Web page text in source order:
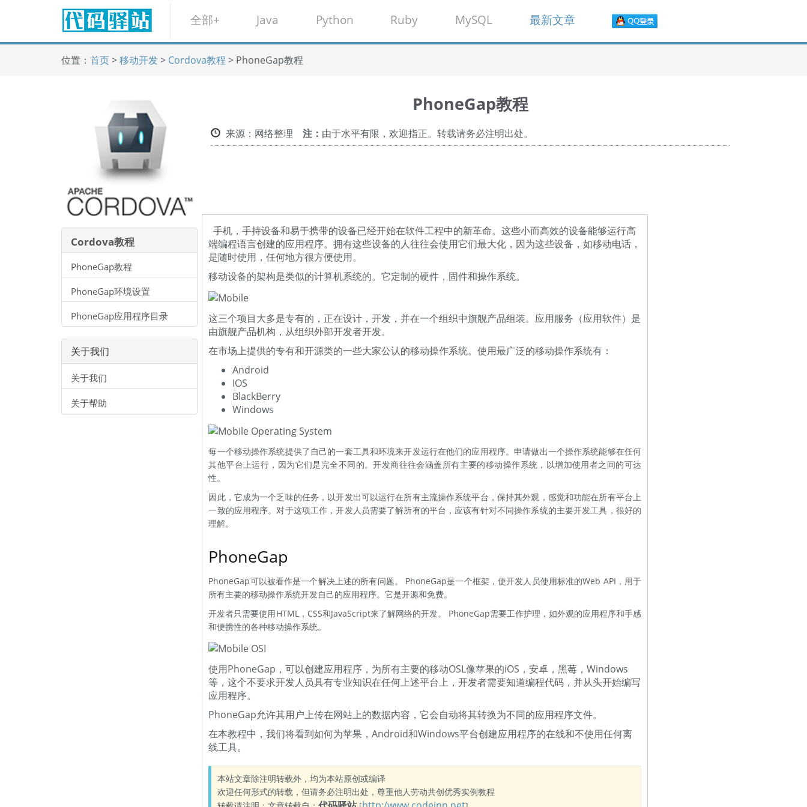
全部+ Java Python Ruby MySQL 最新文章
位置： 首页>移动开发> Cordova教程 > PhoneGap教程
Cordova教程
PhoneGap教程
PhoneGap环境设置
PhoneGap应用程序目录
关于我们
关于我们
关于帮助
PhoneGap教程
来源：网络整理注： 由于水平有限，欢迎指正。转载请务必注明出处。
手机，手持设备和易于携带的设备已经开始在软件工程中的新革命。这些小而高效的设备能够运行高
端编程语言创建的应用程序。拥有这些设备的人往往会使用它们最大化，因为这些设备，如移动电话，
是随时使用，任何地方很方便使用。
移动设备的架构是类似的计算机系统的。它定制的硬件，固件和操作系统。
这三个项目大多是专有的，正在设计，开发，并在一个组织中旗舰产品组装。应用服务（应用软件）是
由旗舰产品机构，从组织外部开发者开发。
在市场上提供的专有和开源类的一些大家公认的移动操作系统。使用最广泛的移动操作系统有：
Android
IOS
BlackBerry
Windows
每一个移动操作系统提供了自己的一套工具和环境来开发运行在他们的应用程序。申请做出一个操作系统能够在任何
其他平台上运行，因为它们是完全不同的。开发商往往会涵盖所有主要的移动操作系统，以增加使用者之间的可达
性。
因此，它成为一个乏味的任务，以开发出可以运行在所有主流操作系统平台，保持其外观，感觉和功能在所有平台上
一致的应用程序。对于这项工作，开发人员需要了解所有的平台，应该有针对不同操作系统的主要开发工具，很好的
理解。
PhoneGap
PhoneGap可以被看作是一个解决上述的所有问题。 PhoneGap是一个框架，使开发人员使用标准的Web API，用于
所有主要的移动操作系统开发自己的应用程序。它是开源和免费。
开发者只需要使用HTML，CSS和JavaScript来了解网络的开发。 PhoneGap需要工作护理，如外观的应用程序和手感
和便携性的各种移动操作系统。
使用PhoneGap，可以创建应用程序，为所有主要的移动OSL像苹果的iOS，安卓，黑莓，Windows
等，这个不要求开发人员具有专业知识在任何上述平台上，开发者需要知道编程代码，并从头开始编写
应用程序。
PhoneGap允许其用户上传在网站上的数据内容，它会自动将其转换为不同的应用程序文件。
在本教程中，我们将看到如何为苹果，Android和Windows平台创建应用程序的在线和不使用任何离
线工具。
本站文章除注明转载外，均为本站原创或编译
欢迎任何形式的转载，但请务必注明出处，尊重他人劳动共创优秀实例教程